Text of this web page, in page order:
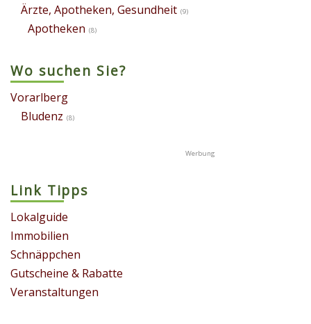
Ärzte, Apotheken, Gesundheit (9)
Apotheken (8)
Wo suchen Sie?
Vorarlberg
Bludenz (8)
Link Tipps
Lokalguide
Immobilien
Schnäppchen
Gutscheine & Rabatte
Veranstaltungen